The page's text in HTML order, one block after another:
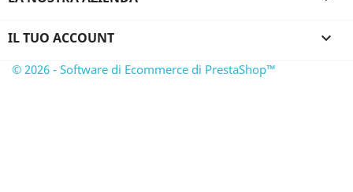
IL TUO ACCOUNT 
© 2026 - Software di Ecommerce di PrestaShop™